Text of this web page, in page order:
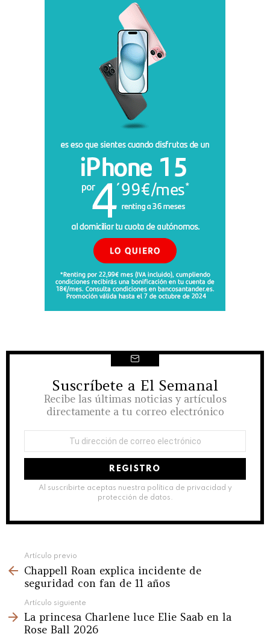
NEWSLETTER
Suscríbete a El Semanal
Recibe las últimas noticias y artículos
directamente a tu correo electrónico
correo
Al suscribirte aceptas nuestra política de privacidad y
protección de datos.
more
Artículo previo
Chappell Roan explica incidente de
seguridad con fan de 11 años
Artículo siguiente
La princesa Charlene luce Elie Saab en la
Rose Ball 2026